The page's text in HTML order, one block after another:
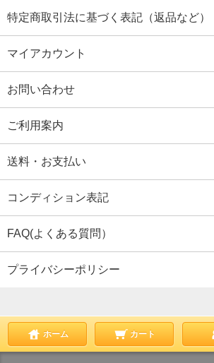
特定商取引法に基づく表記（返品など）
マイアカウント
お問い合わせ
ご利用案内
送料・お支払い
コンディション表記
FAQ(よくある質問）
プライバシーポリシー
ホーム カート